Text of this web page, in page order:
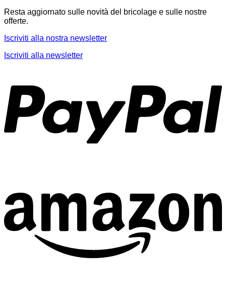
Resta aggiornato sulle novità del bricolage e sulle nostre
offerte.
Iscriviti alla nostra newsletter
Iscriviti alla newsletter